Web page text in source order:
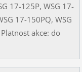
17-125P, WSG 17-
17-150PQ, WSG
akce: do